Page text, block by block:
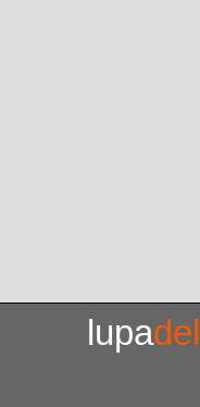
lupadel